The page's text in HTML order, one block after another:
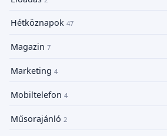
Hétköznapok 47
Magazin 7
Marketing 4
Mobiltelefon 4
Műsorajánló 2